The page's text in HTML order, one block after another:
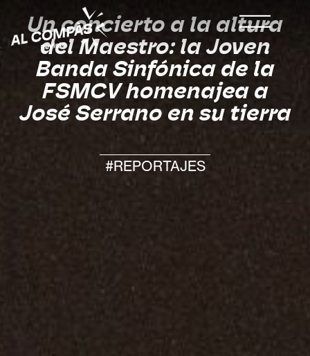
Un concierto a la altura
del Maestro: la Joven
Banda Sinfónica de la
FSMCV homenajea a
José Serrano en su tierra
#REPORTAJES